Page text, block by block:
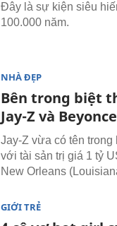
Đây là sự kiện siêu
100.000 năm.
NHÀ ĐẸP
Bên trong biệt
Jay-Z và Beyonce
Jay-Z vừa có tên trong
với tài sản trị giá 1 tỷ
New Orleans
GIỚI TRẺ